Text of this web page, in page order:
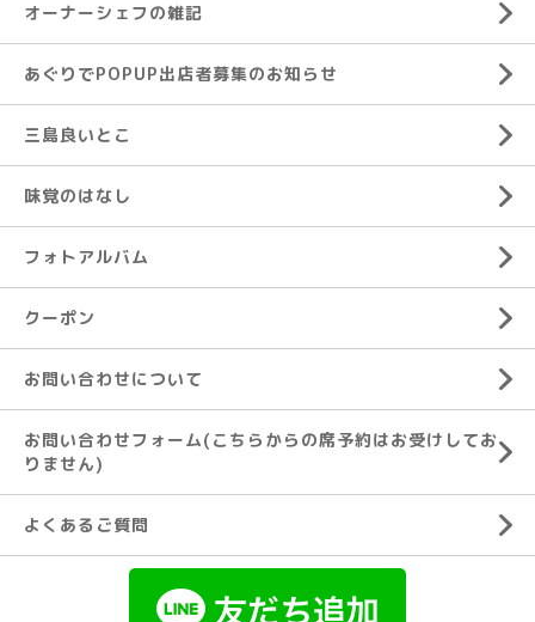
オーナーシェフの雑記
あぐりでPOPUP出店者募集のお知らせ
三島良いとこ
味覚のはなし
フォトアルバム
クーポン
お問い合わせについて
お問い合わせフォーム(こちらからの席予約はお受けしてお
りません)
よくあるご質問